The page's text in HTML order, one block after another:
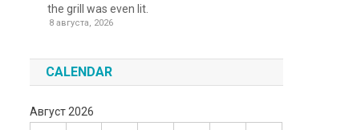
the grill was even lit.
8 августа, 2026
CALENDAR
Август 2026